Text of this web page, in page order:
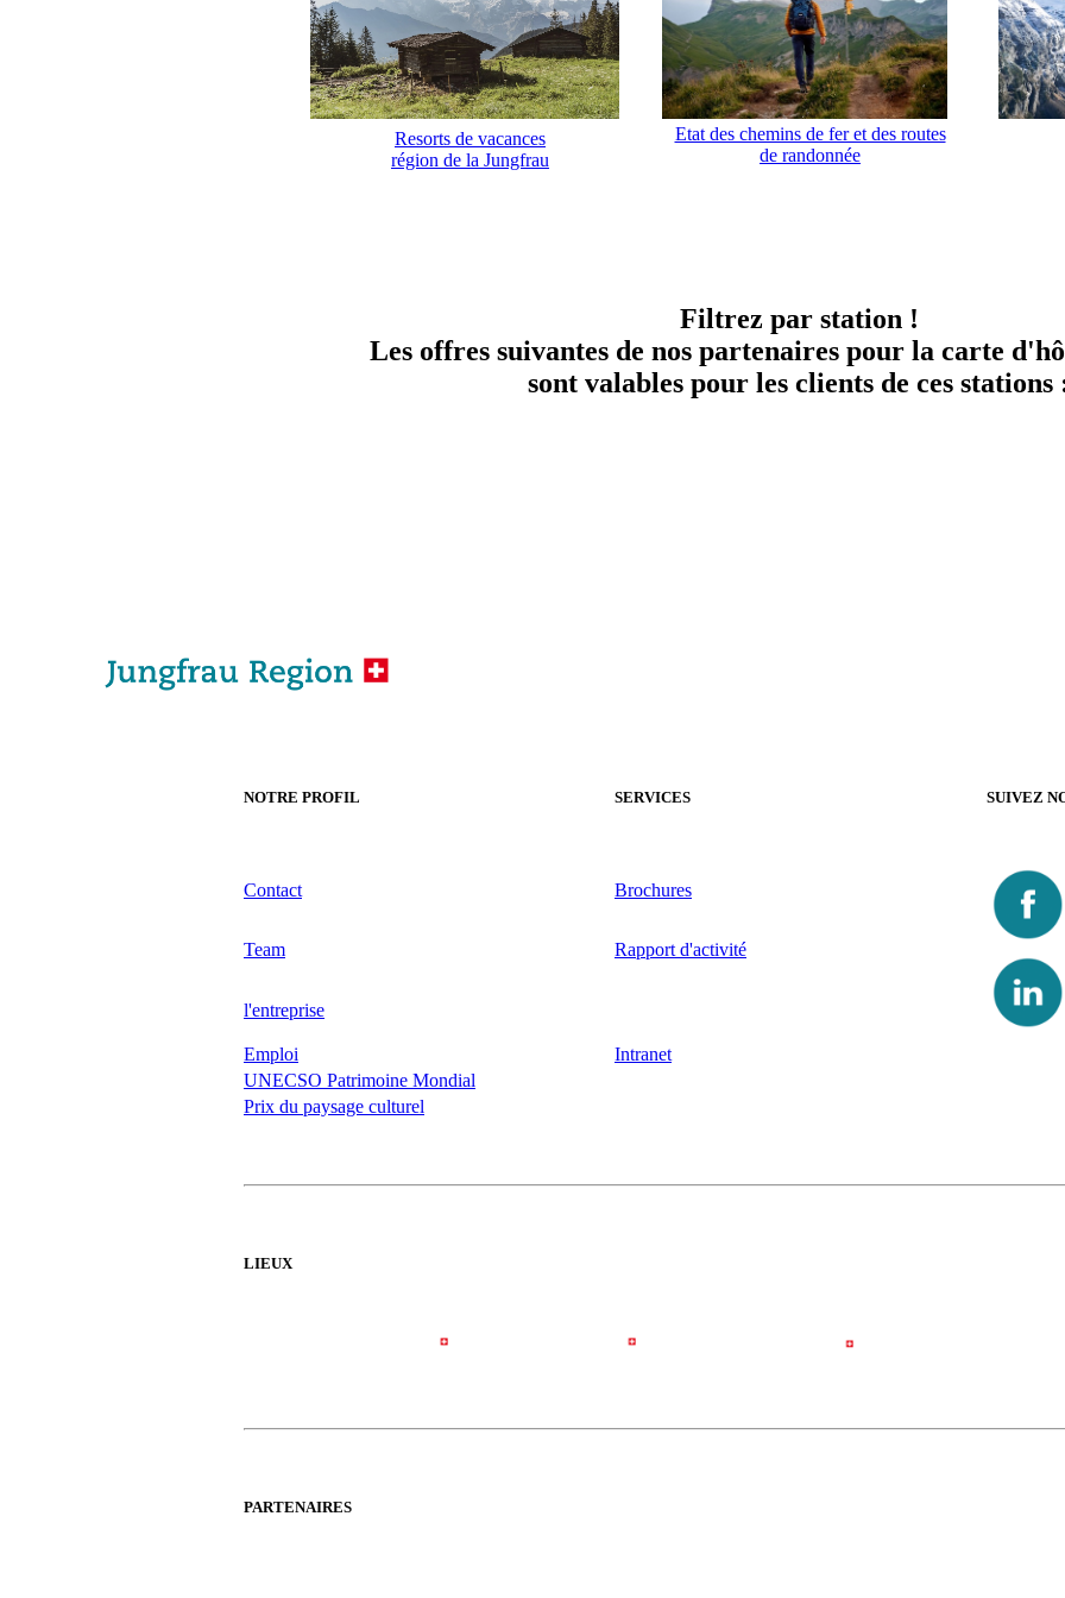
Resorts de vacances
région de la Jungfrau
Etat des chemins de fer et des routes
de randonnée
Filtrez par station !
Les offres suivantes de nos partenaires pour la carte
sont valables pour les clients de ces stations
NOTRE PROFIL SERVICES SUIVEZ
Contact Brochures
Team Rapport d'activité
l'entreprise
Emploi
Intranet
UNECSO Patrimoine Mondial
Prix du paysage culturel
LIEUX
PARTENAIRES